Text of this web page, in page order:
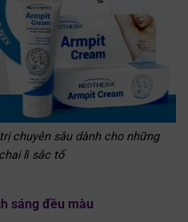
chuyên sâu dành cho những
lì sắc tố
sáng đều màu